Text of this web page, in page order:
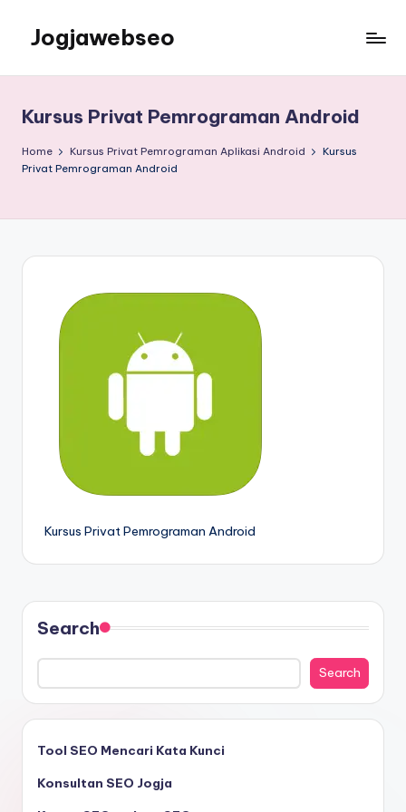
Jogjawebseo
Kursus Privat Pemrograman Android
Home Kursus Privat Pemrograman Aplikasi Android
Kursus
Privat Pemrograman Android
Kursus Privat Pemrograman Android
Search
Search
Tool SEO Mencari Kata Kunci
Konsultan SEO Jogja